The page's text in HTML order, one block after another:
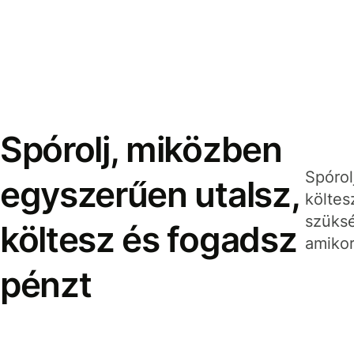
Spórolj, miközben
egyszerűen utalsz,
költesz és fogadsz
pénzt